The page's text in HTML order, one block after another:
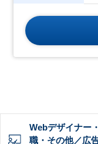
Webデザイナー
職・その他／広